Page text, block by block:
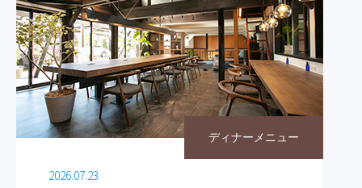
ディナーメニュー
2026.07.23